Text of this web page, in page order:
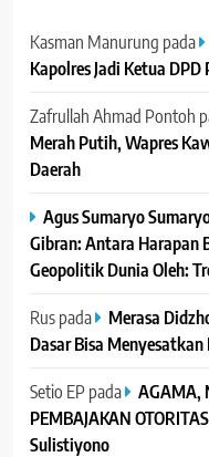
Kasman Manurung pada
Kapolres Jadi Ketua DPD
Zafrullah Ahmad Pontoh
Merah Putih, Wapres
Daerah
Agus Sumaryo
Gibran: Antara Harapan
Geopolitik Dunia Oleh:
Ruspada
Merasa
Dasar Bisa
Setio EP pada
AGAMA,
PEMBAJAKAN
Sulistiyono